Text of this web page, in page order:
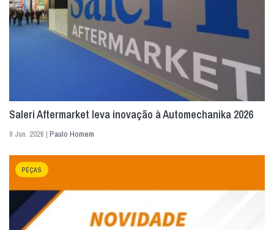
Saleri Aftermarket leva inovação à Automechanika 2026
9 Jun. 2026 | Paulo Homem
PEÇAS